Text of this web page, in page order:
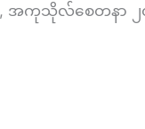
ကုသိုလ်စေတနာ ၂၀